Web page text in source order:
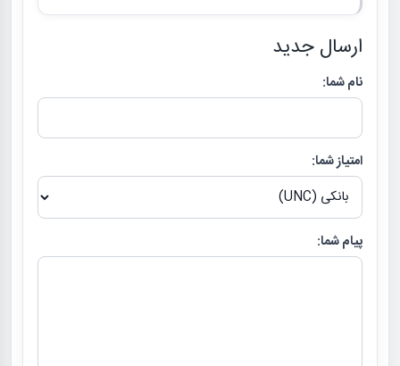
ارسال جدید
نام شما:
امتیاز شما:
پیام شما: